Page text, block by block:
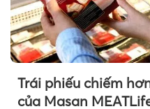
Trái phiếu chiếm
của Masan